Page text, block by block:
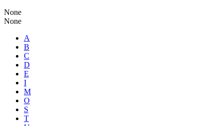
None
None
A
B
C
D
E
I
M
O
S
T